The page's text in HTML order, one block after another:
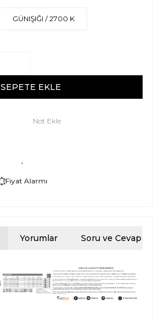
GÜNIŞIĞI / 2700 K
SEPETE EKLE
Not Ekle
Fiyat Alarmı
Yorumlar Soru ve Cevap